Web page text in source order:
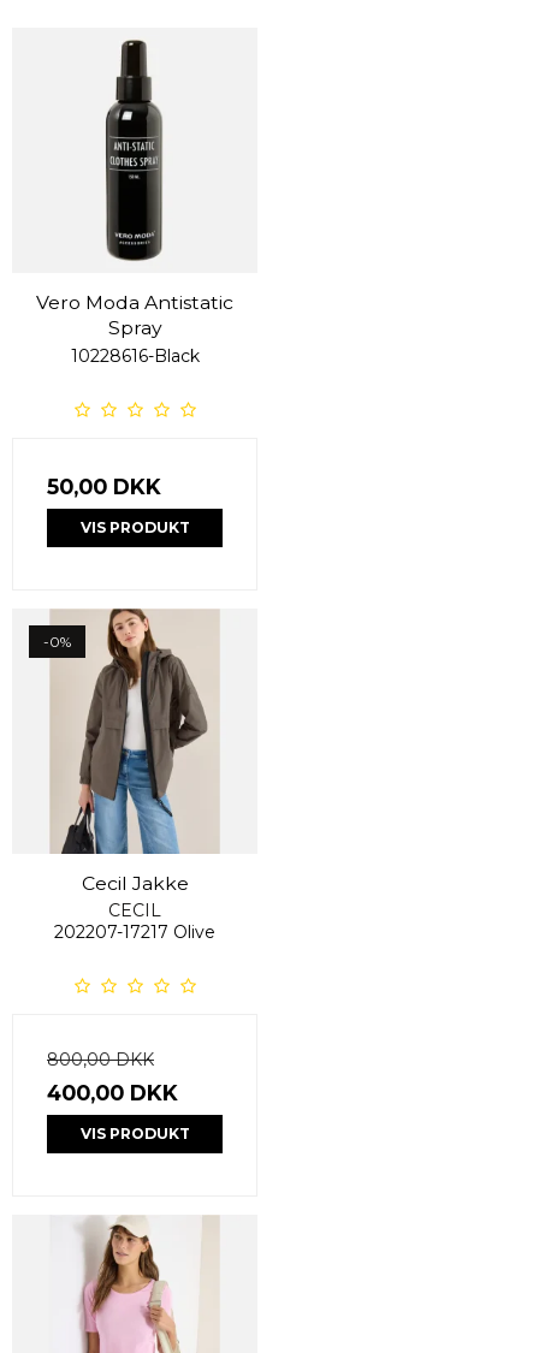
Vero Moda Antistatic
Spray
10228616-Black
50,00 DKK
VIS PRODUKT
-0%
Cecil Jakke
CECIL
202207-17217 Olive
800,00 DKK
400,00 DKK
VIS PRODUKT